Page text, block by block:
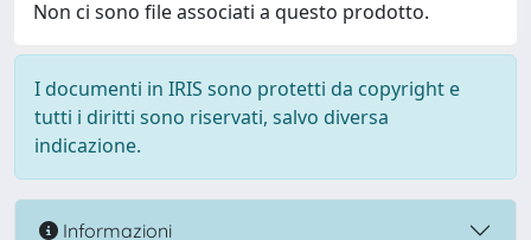
Non ci sono file associati a questo prodotto.
I documenti in IRIS sono protetti da copyright e
tutti i diritti sono riservati, salvo diversa
indicazione.
Informazioni